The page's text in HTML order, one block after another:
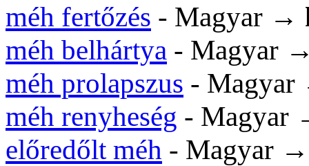
méh fertőzés - Magyar →
méh belhártya - Magyar
méh prolapszus -
méh renyheség -
előredőlt méh - Magyar